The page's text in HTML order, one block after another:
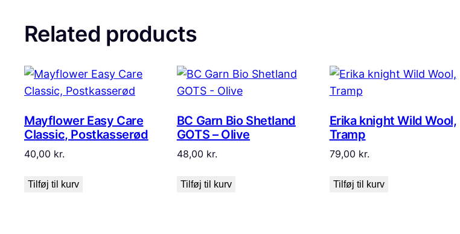
Related products
Mayflower Easy Care
Classic, Postkasserød
40,00 kr.
Tilføj til kurv
BC Garn Bio Shetland
GOTS – Olive
48,00 kr.
Tilføj til kurv
Erika knight Wild Wool,
Tramp
79,00 kr.
Tilføj til kurv